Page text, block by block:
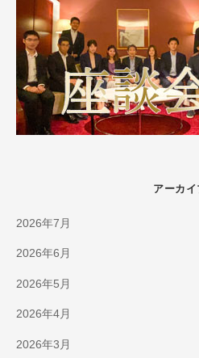
アーカイ
2026年7月
2026年6月
2026年5月
2026年4月
2026年3月